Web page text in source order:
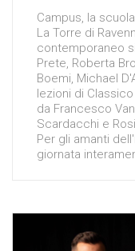
Campus, la
La Torre di
contemporaneo
Prete, Roberta
Boemi, Michael
lezioni di
da Francesco
Scardacchi e
Per gli amanti
giornata